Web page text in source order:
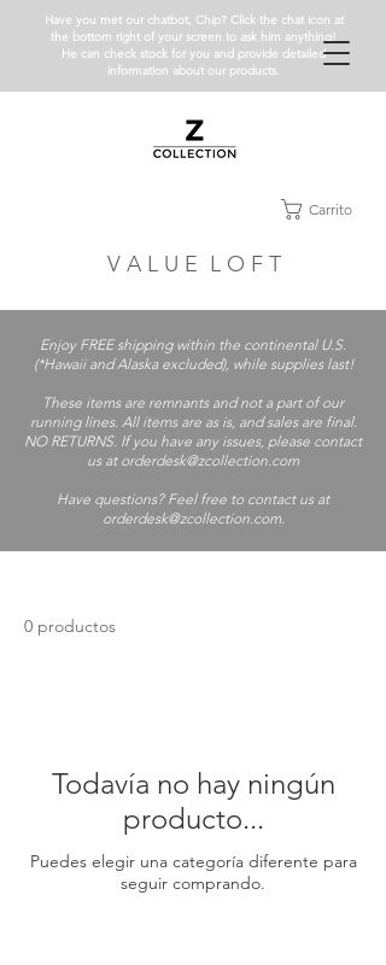
Have you met our chatbot, Chip? Click the chat icon at
the bottom right of your screen to ask him anything!
He can check stock for you and provide detailed
information about our products.
Carrito
V A L U E L O F T
Enjoy FREE shipping within the continental U.S.
(*Hawaii and Alaska excluded), while supplies last!
These items are remnants and not a part of our
running lines. All items are as is, and sales are final.
NO RETURNS. If you have any issues, please contact
us at orderdesk@zcollection.com
Have questions? Feel free to contact us at
orderdesk@zcollection.com.
0 productos
Todavía no hay ningún
producto...
Puedes elegir una categoría diferente para
seguir comprando.